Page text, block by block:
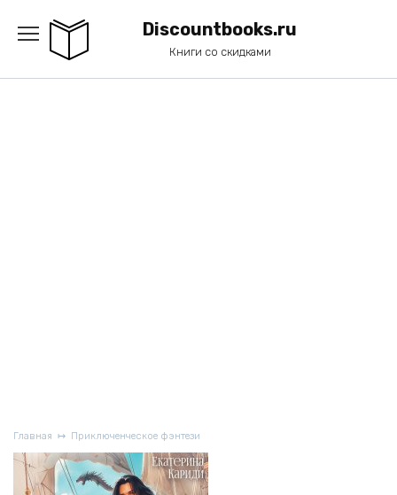
содержанию
Discountbooks.ru
Книги со скидками
Главная Приключенческое фэнтези